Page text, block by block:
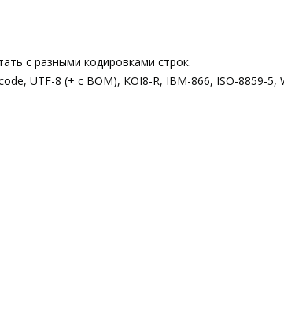
с разными кодировками строк.
UTF-8 (+ с BOM), KOI8-R, IBM-866, ISO-8859-5,